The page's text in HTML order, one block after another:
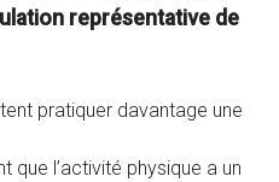
représentative de
pratiquer davantage une
que l’activité physique a un